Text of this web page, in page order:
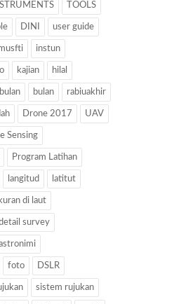
TOOLS
DINI user guide
instun
kajian hilal
bulan rabiuakhir
Drone 2017 UAV
Sensing
Program Latihan
langitud latitut
di laut
survey
foto DSLR
sistem rujukan